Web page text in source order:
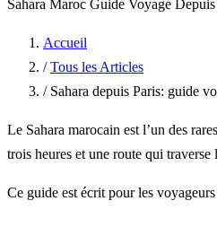
Sahara Maroc Guide Voyage
Accueil
/ Tous les Articles
/ Sahara depuis Paris: guide
Le Sahara marocain est l’un des
trois heures et une route qui
Ce guide est écrit pour les